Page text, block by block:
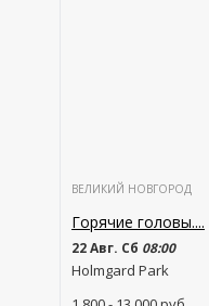
ВЕЛИКИЙ НОВГОРОД
Горячие головы....
22 Авг. Сб 08:00
Holmgard Park